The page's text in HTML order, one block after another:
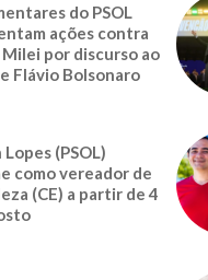
do PSOL
ações contra
por discurso ao
Flávio Bolsonaro
(PSOL)
como vereador de
(CE) a partir de 4